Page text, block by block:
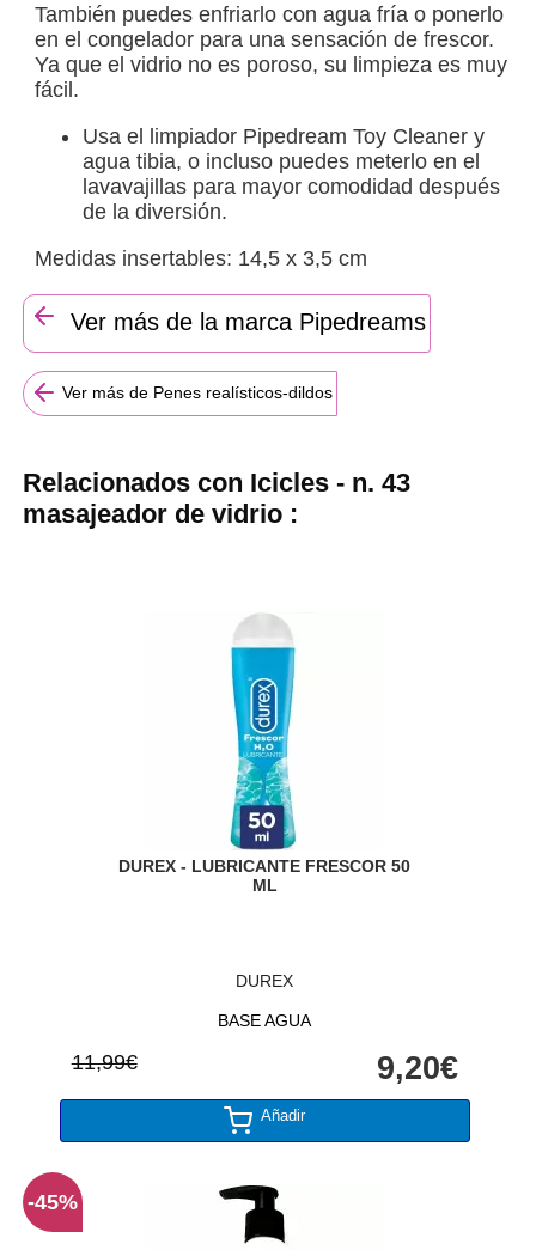
También puedes enfriarlo con agua fría o ponerlo
en el congelador para una sensación de frescor.
Ya que el vidrio no es poroso, su limpieza es muy
fácil.
Usa el limpiador Pipedream Toy Cleaner y
agua tibia, o incluso puedes meterlo en el
lavavajillas para mayor comodidad después
de la diversión.
Medidas insertables: 14,5 x 3,5 cm
Ver más de la marca Pipedreams
Ver más de Penes realísticos-dildos
Relacionados con Icicles - n. 43
masajeador de vidrio :
DUREX - LUBRICANTE FRESCOR 50
ML
DUREX
BASE AGUA
11,99€ 9,20€
Añadir
-45%